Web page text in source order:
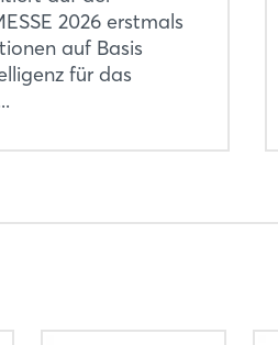
2026 erstmals
auf Basis
für das